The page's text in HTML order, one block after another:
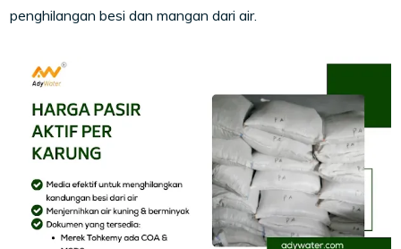
penghilangan besi dan mangan dari air.